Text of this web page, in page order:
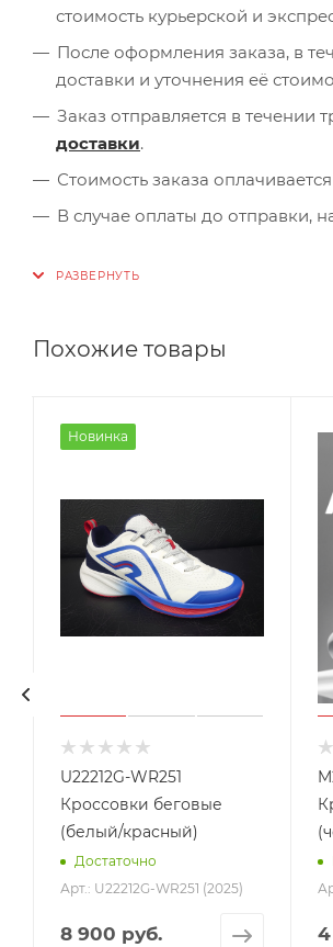
стоимость курьерской и
После оформления заказа, в
доставки и уточнения её
Заказ отправляется в течении
доставки.
Стоимость заказа
В случае оплаты до отправки,
Похожие товары
Новинка
U22212G-WR251
Кроссовки беговые
(белый/красный)
Достаточно
Арт.: U22212G-WR251 (2025)
8 900 руб.